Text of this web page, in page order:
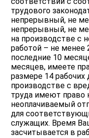
трудового
непрерывный, не
непрерывный, не
на производстве с
работой – не менее
последние 10
месяцев, имеете
размере 14 рабочих
производстве с
труда имеют право
неоплачиваемый
для
служащих. Время
засчитывается в